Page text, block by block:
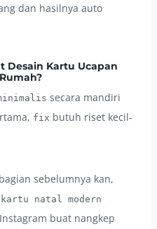
dan hasilnya auto
Desain Kartu Ucapan
secara mandiri
fix butuh riset kecil-
sebelumnya kan,
natal modern
buat nangkep